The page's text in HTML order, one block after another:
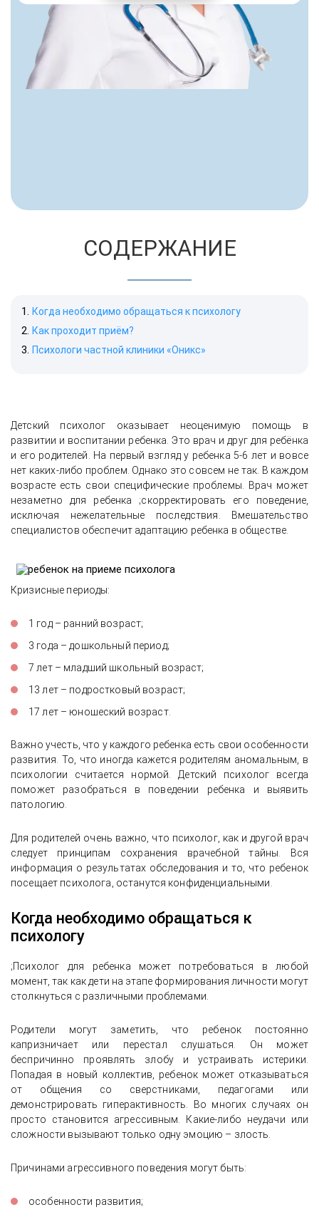
СОДЕРЖАНИЕ
Когда необходимо обращаться к психологу
Как проходит приём?
Психологи частной клиники «Оникс»
Детский психолог оказывает неоценимую помощь в
развитии и воспитании ребенка. Это врач и друг для ребёнка
и его родителей. На первый взгляд у ребенка 5-6 лет и вовсе
нет каких-либо проблем. Однако это совсем не так. В каждом
возрасте есть свои специфические проблемы. Врач может
незаметно для ребенка ;скорректировать его поведение,
исключая нежелательные последствия. Вмешательство
специалистов обеспечит адаптацию ребенка в обществе.
Кризисные периоды:
1 год – ранний возраст;
3 года – дошкольный период;
7 лет – младший школьный возраст;
13 лет – подростковый возраст;
17 лет – юношеский возраст.
Важно учесть, что у каждого ребенка есть свои особенности
развития. То, что иногда кажется родителям аномальным, в
психологии считается нормой. Детский психолог всегда
поможет разобраться в поведении ребенка и выявить
патологию.
Для родителей очень важно, что психолог, как и другой врач
следует принципам сохранения врачебной тайны. Вся
информация о результатах обследования и то, что ребенок
посещает психолога, останутся конфиденциальными.
Когда необходимо обращаться к
психологу
;Психолог для ребенка может потребоваться в любой
момент, так как дети на этапе формирования личности могут
столкнуться с различными проблемами.
Родители могут заметить, что ребенок постоянно
капризничает или перестал слушаться. Он может
беспричинно проявлять злобу и устраивать истерики.
Попадая в новый коллектив, ребенок может отказываться
от общения со сверстниками, педагогами или
демонстрировать гиперактивность. Во многих случаях он
просто становится агрессивным. Какие-либо неудачи или
сложности вызывают только одну эмоцию – злость.
Причинами агрессивного поведения могут быть:
особенности развития;